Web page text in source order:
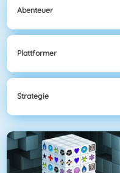
Abenteuer
Plattformer
Strategie